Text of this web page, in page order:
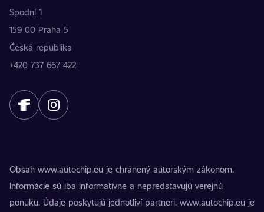
Spodní 1
159 00 Praha 5
Česká republika
+420 737 667 422
Obsah www.autochip.eu je chránený autorským zákonom.
Informácie sú iba informatívne a nepredstavujú verejnú
ponuku. Údaje poskytujú jednotliví partneri. www.autochip.eu je